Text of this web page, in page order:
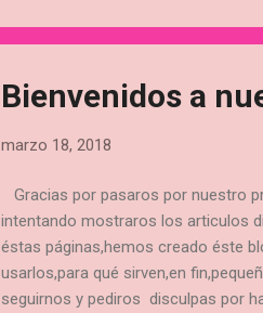
nos
Bienvenidos a
marzo 18, 2018
Gracias por pasaros por nuestro
intentando mostraros los articulos
éstas páginas,hemos creado éste
usarlos,para qué sirven,en
seguirnos y pediros disculpas por